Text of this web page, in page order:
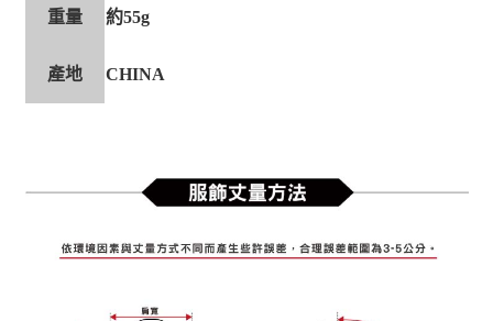
重量 約55g
產地 CHINA